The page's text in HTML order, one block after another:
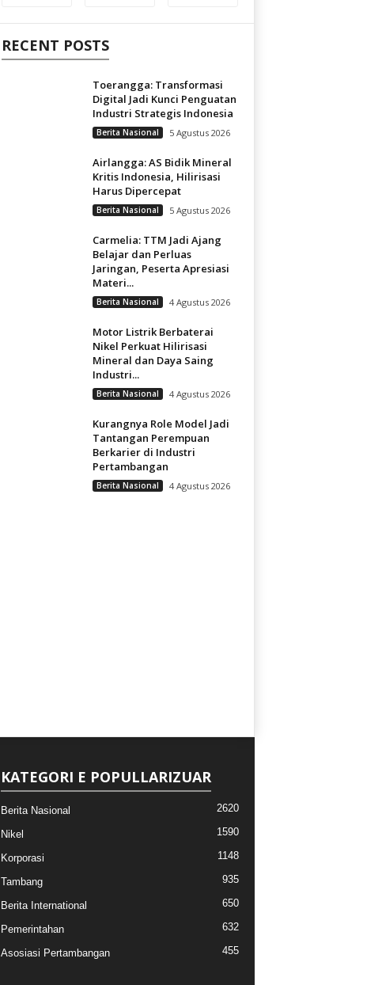
RECENT POSTS
Toerangga: Transformasi
Digital Jadi Kunci Penguatan
Industri Strategis Indonesia
Berita Nasional 5 Agustus 2026
Airlangga: AS Bidik Mineral
Kritis Indonesia, Hilirisasi
Harus Dipercepat
Berita Nasional 5 Agustus 2026
Carmelia: TTM Jadi Ajang
Belajar dan Perluas
Jaringan, Peserta Apresiasi
Materi...
Berita Nasional 4 Agustus 2026
Motor Listrik Berbaterai
Nikel Perkuat Hilirisasi
Mineral dan Daya Saing
Industri...
Berita Nasional 4 Agustus 2026
Kurangnya Role Model Jadi
Tantangan Perempuan
Berkarier di Industri
Pertambangan
Berita Nasional 4 Agustus 2026
KATEGORI E POPULLARIZUAR
Berita Nasional 2620
Nikel 1590
Korporasi 1148
Tambang 935
Berita International 650
Pemerintahan 632
Asosiasi Pertambangan 455